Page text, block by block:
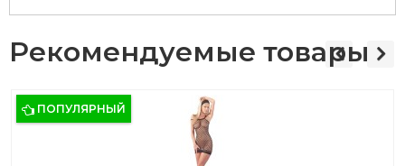
Рекомендуемые товары
ПОПУЛЯРНЫЙ